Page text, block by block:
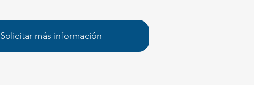
Solicitar más información